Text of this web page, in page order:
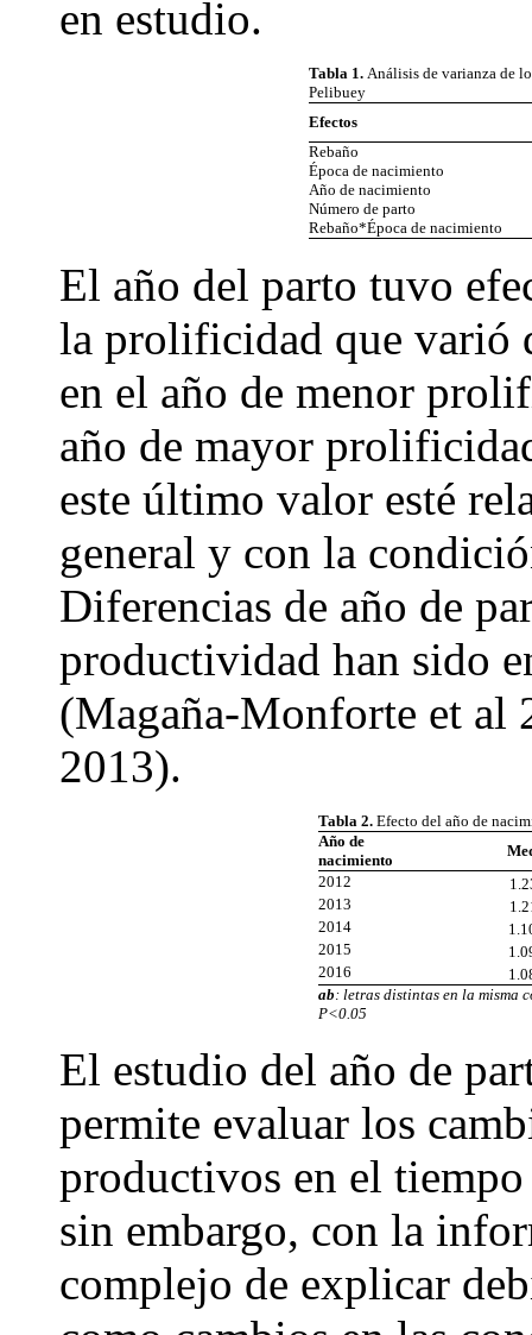
en estudio.
Tabla 1. Análisis de varianza de
Pelibuey
Efectos
Rebaño
Época de nacimiento
Año de nacimiento
Número de parto
Rebaño*Época de nacimiento
El año del parto tuvo
la prolificidad que varió
en el año de menor
año de mayor
este último valor esté
general y con la
Diferencias de año de
productividad han sido
(Magaña-Monforte et al
2013).
Tabla 2. Efecto del año de
Año de
nacimiento
2012
2013
2014
2015
2016
ab: letras distintas en la misma
P<0.05
El estudio del año de
permite evaluar los
productivos en el
sin embargo, con la
complejo de explicar